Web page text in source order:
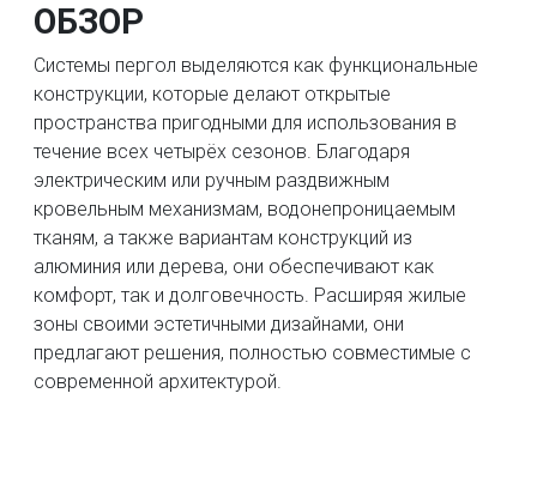
ОБЗОР
Системы пергол выделяются как функциональные
конструкции, которые делают открытые
пространства пригодными для использования в
течение всех четырёх сезонов. Благодаря
электрическим или ручным раздвижным
кровельным механизмам, водонепроницаемым
тканям, а также вариантам конструкций из
алюминия или дерева, они обеспечивают как
комфорт, так и долговечность. Расширяя жилые
зоны своими эстетичными дизайнами, они
предлагают решения, полностью совместимые с
современной архитектурой.